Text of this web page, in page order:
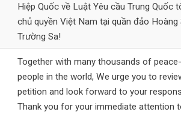
Hiệp Quốc về Luật Yêu cầu Trung Quốc
chủ quyền Việt Nam tại quần đảo Hoàng
Trường Sa!
Together with many thousands of
people in the world, We urge you to
petition and look forward to your
Thank you for your immediate attention